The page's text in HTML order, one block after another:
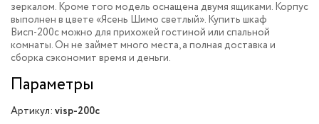
зеркалом. Кроме того модель оснащена двумя ящиками. Корпус
выполнен в цвете «Ясень Шимо светлый». Купить шкаф
Висп-200c можно для прихожей гостиной или спальной
комнаты. Он не займет много места, а полная доставка и
сборка сэкономит время и деньги.
Параметры
Артикул: visp-200c